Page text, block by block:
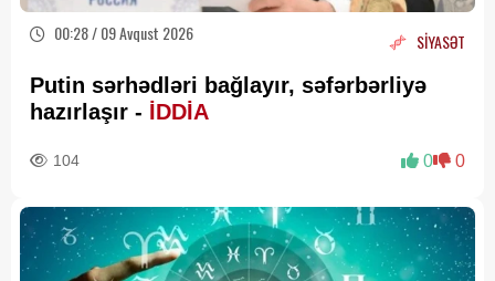
00:28 / 09 Avqust 2026 SİYASƏT
Putin sərhədləri bağlayır, səfərbərliyə
hazırlaşır - İDDİA
104 0 0